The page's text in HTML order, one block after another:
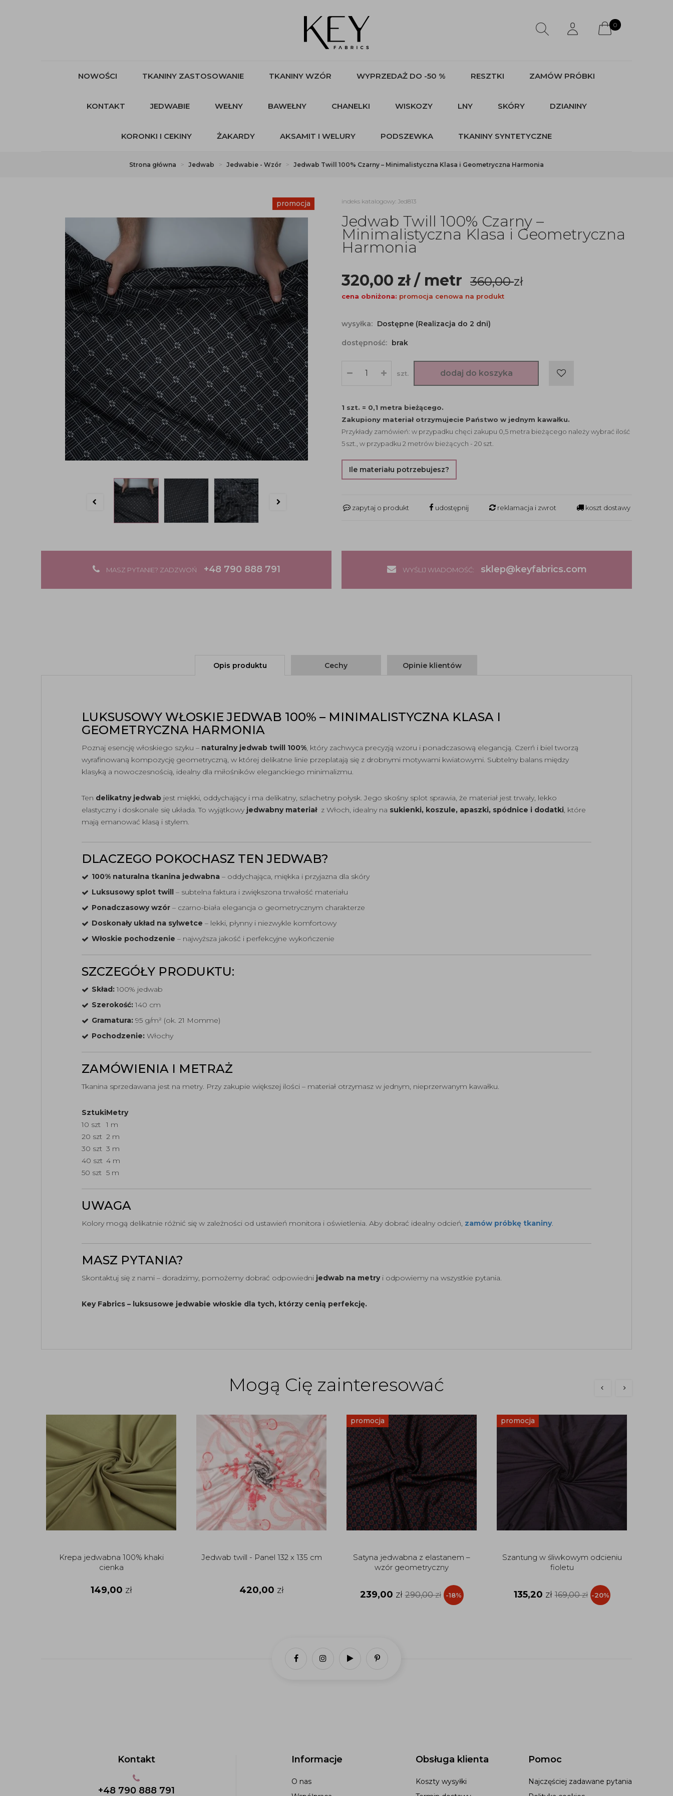
0
NOWOŚCI TKANINY ZASTOSOWANIE TKANINY WZÓR WYPRZEDAŻ DO -50 % RESZTKI ZAMÓW PRÓBKI
KONTAKT JEDWABIE WEŁNY BAWEŁNY CHANELKI WISKOZY LNY SKÓRY DZIANINY
KORONKI I CEKINY ŻAKARDY AKSAMIT I WELURY PODSZEWKA TKANINY SYNTETYCZNE
Strona główna Jedwab Jedwabie - Wzór Jedwab Twill 100% Czarny – Minimalistyczna Klasa i Geometryczna Harmonia
promocja indeks katalogowy: Jed813
Jedwab Twill 100% Czarny –
Minimalistyczna Klasa i Geometryczna
Harmonia
320,00 zł/ metr 360,00zł
cena obniżona: promocja cenowa na produkt
wysyłka: Dostępne (Realizacja do 2 dni)
dostępność: brak
szt. dodaj do koszyka
1 szt. = 0,1 metra bieżącego.
Zakupiony materiał otrzymujecie Państwo w jednym kawałku.
Przykłady zamówień: w przypadku chęci zakupu 0,5 metra bieżącego należy wybrać ilość
5 szt., w przypadku 2 metrów bieżących - 20 szt.
Ile materiału potrzebujesz?
zapytaj o produkt udostępnij reklamacja i zwrot koszt dostawy
MASZ PYTANIE? ZADZWOŃ +48 790 888 791 WYŚLIJ WIADOMOŚĆ: sklep@keyfabrics.com
Opis produktu Cechy Opinie klientów
LUKSUSOWY WŁOSKIE JEDWAB 100% – MINIMALISTYCZNA KLASA I
GEOMETRYCZNA HARMONIA
Poznaj esencję włoskiego szyku – naturalny jedwab twill 100%, który zachwyca precyzją wzoru i ponadczasową elegancją. Czerń i biel tworzą
wyrafinowaną kompozycję geometryczną, w której delikatne linie przeplatają się z drobnymi motywami kwiatowymi. Subtelny balans między
klasyką a nowoczesnością, idealny dla miłośników eleganckiego minimalizmu.
Ten delikatny jedwab jest miękki, oddychający i ma delikatny, szlachetny połysk. Jego skośny splot sprawia, że materiał jest trwały, lekko
elastyczny i doskonale się układa. To wyjątkowy jedwabny materiał z Włoch, idealny na sukienki, koszule, apaszki, spódnice i dodatki, które
mają emanować klasą i stylem.
DLACZEGO POKOCHASZ TEN JEDWAB?
100% naturalna tkanina jedwabna – oddychająca, miękka i przyjazna dla skóry
Luksusowy splot twill – subtelna faktura i zwiększona trwałość materiału
Ponadczasowy wzór – czarno-biała elegancja o geometrycznym charakterze
Doskonały układ na sylwetce – lekki, płynny i niezwykle komfortowy
Włoskie pochodzenie – najwyższa jakość i perfekcyjne wykończenie
SZCZEGÓŁY PRODUKTU:
Skład: 100% jedwab
Szerokość: 140 cm
Gramatura: 95 g/m² (ok. 21 Momme)
Pochodzenie: Włochy
ZAMÓWIENIA I METRAŻ
Tkanina sprzedawana jest na metry. Przy zakupie większej ilości – materiał otrzymasz w jednym, nieprzerwanym kawałku.
SztukiMetry
10 szt
1 m
20 szt 2 m
30 szt 3 m
40 szt 4 m
50 szt 5 m
UWAGA
Kolory mogą delikatnie różnić się w zależności od ustawień monitora i oświetlenia. Aby dobrać idealny odcień, zamów próbkę tkaniny.
MASZ PYTANIA?
Skontaktuj się z nami – doradzimy, pomożemy dobrać odpowiedni jedwab na metryi odpowiemy na wszystkie pytania.
Key Fabrics – luksusowe jedwabie włoskie dla tych, którzy cenią perfekcję.
Mogą Cię zainteresować
Krepa jedwabna 100% khaki
cienka
149,00 zł
Jedwab twill - Panel 132 x 135 cm
420,00 zł
promocja
Satyna jedwabna z elastanem –
wzór geometryczny
239,00 zł 290,00zł -18%
promocja
Szantung w śliwkowym odcieniu
fioletu
135,20 zł 169,00zł -20%
Informacje
O nas
Obsługa klienta
Koszty wysyłki
Pomoc
Najczęściej zadawane pytania
Kontakt
+48 790 888 791